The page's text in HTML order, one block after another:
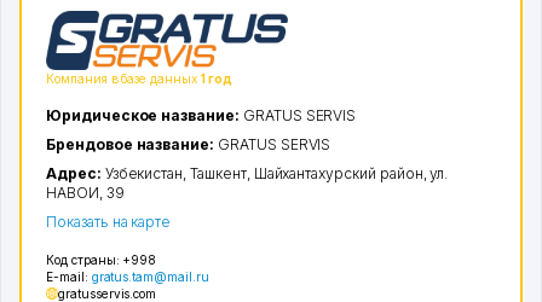
Компания в базе данных 1 год
Код страны: +998
E-mail: gratus.tam@mail.ru
gratusservis.com
Юридическое название: GRATUS SERVIS
Брендовое название: GRATUS SERVIS
Адрес: Узбекистан,Ташкент, Шайхантахурский район ,ул.
НАВОИ , 39
Показать на карте